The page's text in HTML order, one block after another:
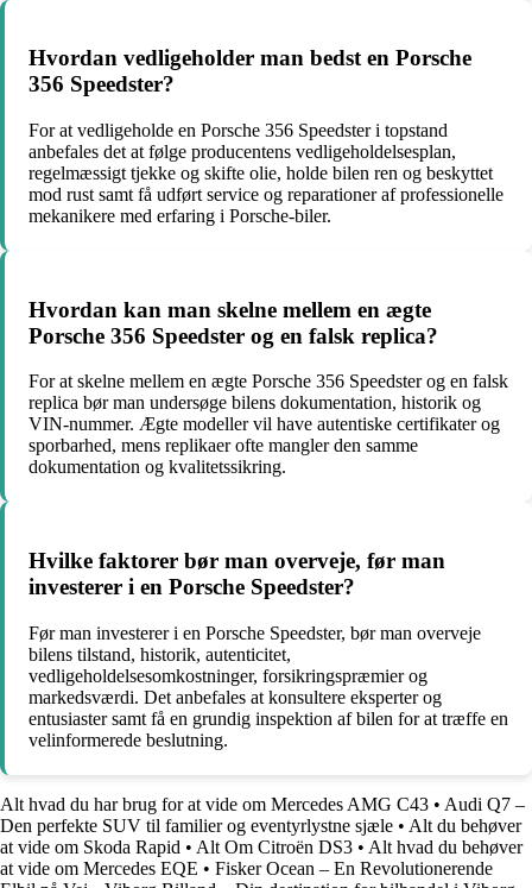
Hvordan vedligeholder man bedst en Porsche
356 Speedster?
For at vedligeholde en Porsche 356 Speedster i topstand
anbefales det at følge producentens vedligeholdelsesplan,
regelmæssigt tjekke og skifte olie, holde bilen ren og beskyttet
mod rust samt få udført service og reparationer af professionelle
mekanikere med erfaring i Porsche-biler.
Hvordan kan man skelne mellem en ægte
Porsche 356 Speedster og en falsk replica?
For at skelne mellem en ægte Porsche 356 Speedster og en falsk
replica bør man undersøge bilens dokumentation, historik og
VIN-nummer. Ægte modeller vil have autentiske certifikater og
sporbarhed, mens replikaer ofte mangler den samme
dokumentation og kvalitetssikring.
Hvilke faktorer bør man overveje, før man
investerer i en Porsche Speedster?
Før man investerer i en Porsche Speedster, bør man overveje
bilens tilstand, historik, autenticitet,
vedligeholdelsesomkostninger, forsikringspræmier og
markedsværdi. Det anbefales at konsultere eksperter og
entusiaster samt få en grundig inspektion af bilen for at træffe en
velinformerede beslutning.
Alt hvad du har brug for at vide om Mercedes AMG C43 • Audi Q7 –
Den perfekte SUV til familier og eventyrlystne sjæle • Alt du behøver
at vide om Skoda Rapid • Alt Om Citroën DS3 • Alt hvad du behøver
at vide om Mercedes EQE • Fisker Ocean – En Revolutionerende